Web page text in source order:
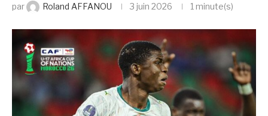
par Roland AFFANOU 3 juin 2026 1 minute(s)